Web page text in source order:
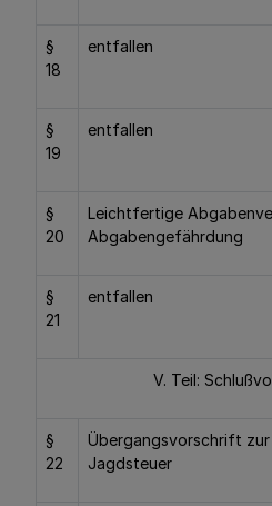
§
18
entfallen
§
19
entfallen
§
20
Leichtfertige
Abgabengefährdung
§
21
entfallen
V. Teil:
§
22
Übergangsvorschrift zur
Jagdsteuer